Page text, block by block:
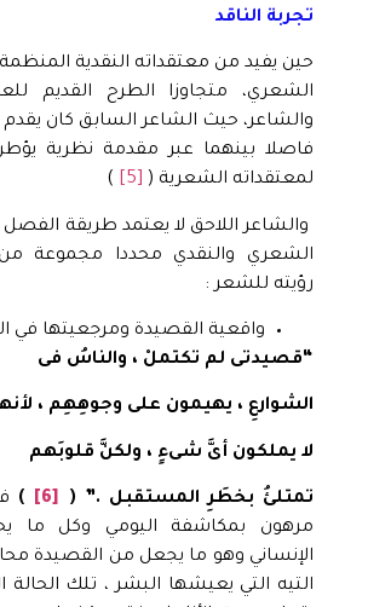
تجربة الناقد
حين يفيد من معتقداته النقدية
الشعري، متجاوزا الطرح القديم
والشاعر، حيث الشاعر السابق كان
فاصلا بينهما عبر مقدمة نظرية
لمعتقداته الشعرية ( [5]
)
والشاعر اللاحق لا يعتمد طريقة الفصل
الشعري والنقدي محددا مجموعة من
رؤيته للشعر :
واقعية القصيدة ومرجعيتها في
“قصيدتى لم تكتملْ ، والناسُ فى
الشوارعِ ، يهيمون على وجوهِهِم ،
لا يملكون أىَّ شىءٍ ، ولكنَّ قلوبَهم
تمتلئُ بخطَرِ المستقبل .” ( [6]
)
مرهون بمكاشفة اليومي وكل ما
الإنساني وهو ما يجعل من القصيدة
التيه التي يعيشها البشر ، تلك